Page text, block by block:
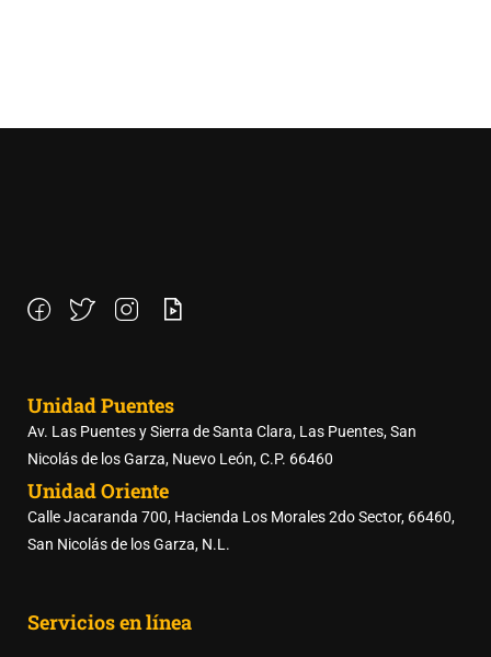
Unidad Puentes
Av. Las Puentes y Sierra de Santa Clara, Las Puentes, San
Nicolás de los Garza, Nuevo León, C.P. 66460
Unidad Oriente
Calle Jacaranda 700, Hacienda Los Morales 2do Sector, 66460,
San Nicolás de los Garza, N.L.
Servicios en línea